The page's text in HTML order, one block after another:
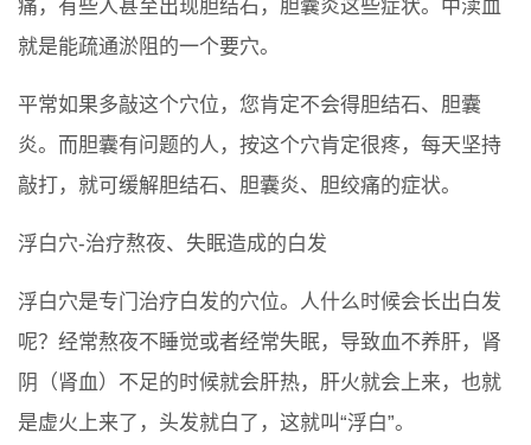
痛，有些人甚至出现胆结石，胆囊炎这些症状。中渎血
就是能疏通淤阻的一个要穴。
平常如果多敲这个穴位，您肯定不会得胆结石、胆囊
炎。而胆囊有问题的人，按这个穴肯定很疼，每天坚持
敲打，就可缓解胆结石、胆囊炎、胆绞痛的症状。
浮白穴-治疗熬夜、失眠造成的白发
浮白穴是专门治疗白发的穴位。人什么时候会长出白发
呢？经常熬夜不睡觉或者经常失眠，导致血不养肝，肾
阴（肾血）不足的时候就会肝热，肝火就会上来，也就
是虚火上来了，头发就白了，这就叫“浮白”。